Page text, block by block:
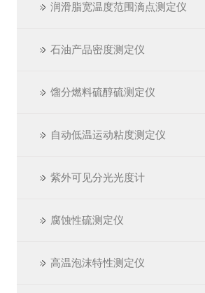
润滑脂宽温度范围滴点测定仪
石油产品密度测定仪
馏分燃料硫醇硫测定仪
自动低温运动粘度测定仪
紫外可见分光光度计
腐蚀性硫测定仪
高温泡沫特性测定仪